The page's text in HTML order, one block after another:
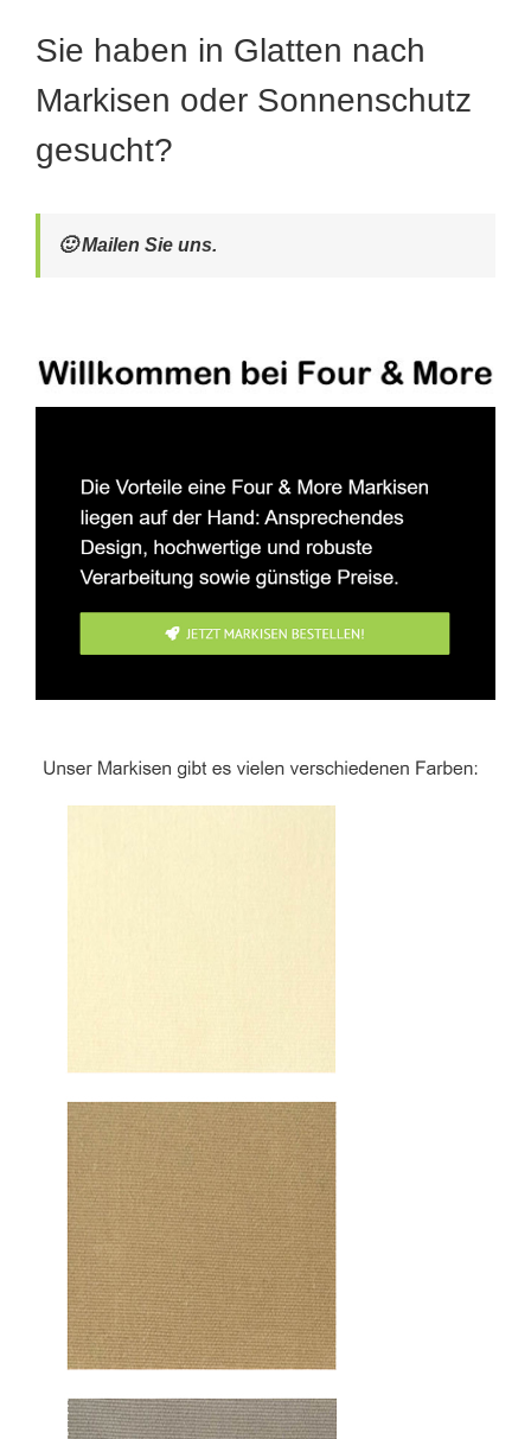
Sie haben in Glatten nach
Markisen oder Sonnenschutz
gesucht?
🙂 Mailen Sie uns.